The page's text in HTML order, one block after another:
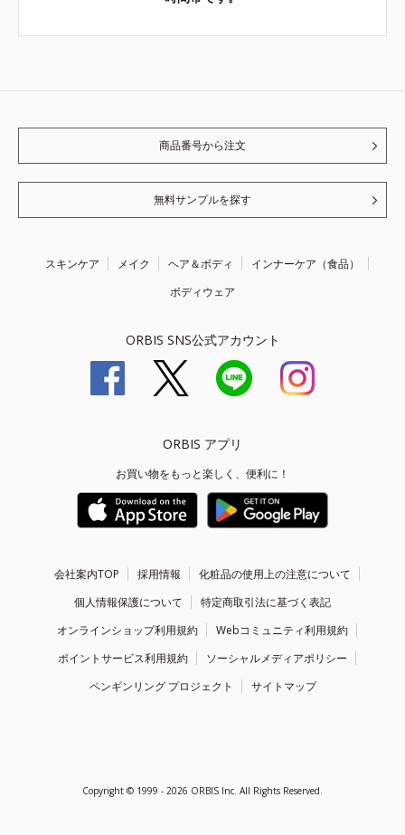
商品番号から注文
無料サンプルを探す
スキンケア メイク ヘア＆ボディ
インナーケア（食品）
ボディウェア
ORBIS SNS公式アカウント
ORBIS アプリ
お買い物をもっと楽しく、便利に！
会社案内TOP 採用情報
化粧品の使用上の注意について
個人情報保護について
特定商取引法に基づく表記
オンラインショップ利用規約
Webコミュニティ利用規約
ポイントサービス利用規約
ソーシャルメディアポリシー
ペンギンリング プロジェクト
サイトマップ
Copyright © 1999 - 2026 ORBIS Inc. All Rights Reserved.